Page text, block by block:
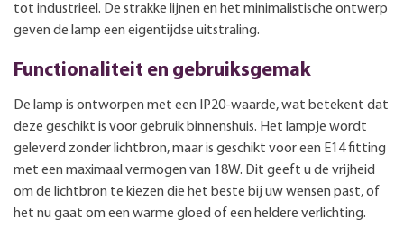
tot industrieel. De strakke lijnen en het minimalistische ontwerp
geven de lamp een eigentijdse uitstraling.
Functionaliteit en gebruiksgemak
De lamp is ontworpen met een IP20-waarde, wat betekent dat
deze geschikt is voor gebruik binnenshuis. Het lampje wordt
geleverd zonder lichtbron, maar is geschikt voor een E14 fitting
met een maximaal vermogen van 18W. Dit geeft u de vrijheid
om de lichtbron te kiezen die het beste bij uw wensen past, of
het nu gaat om een warme gloed of een heldere verlichting.